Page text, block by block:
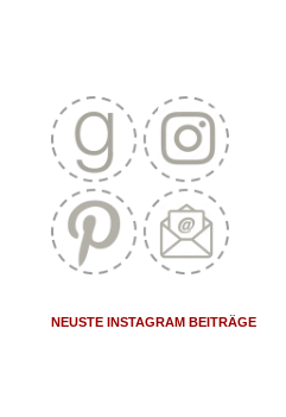
NEUSTE INSTAGRAM BEITRÄGE